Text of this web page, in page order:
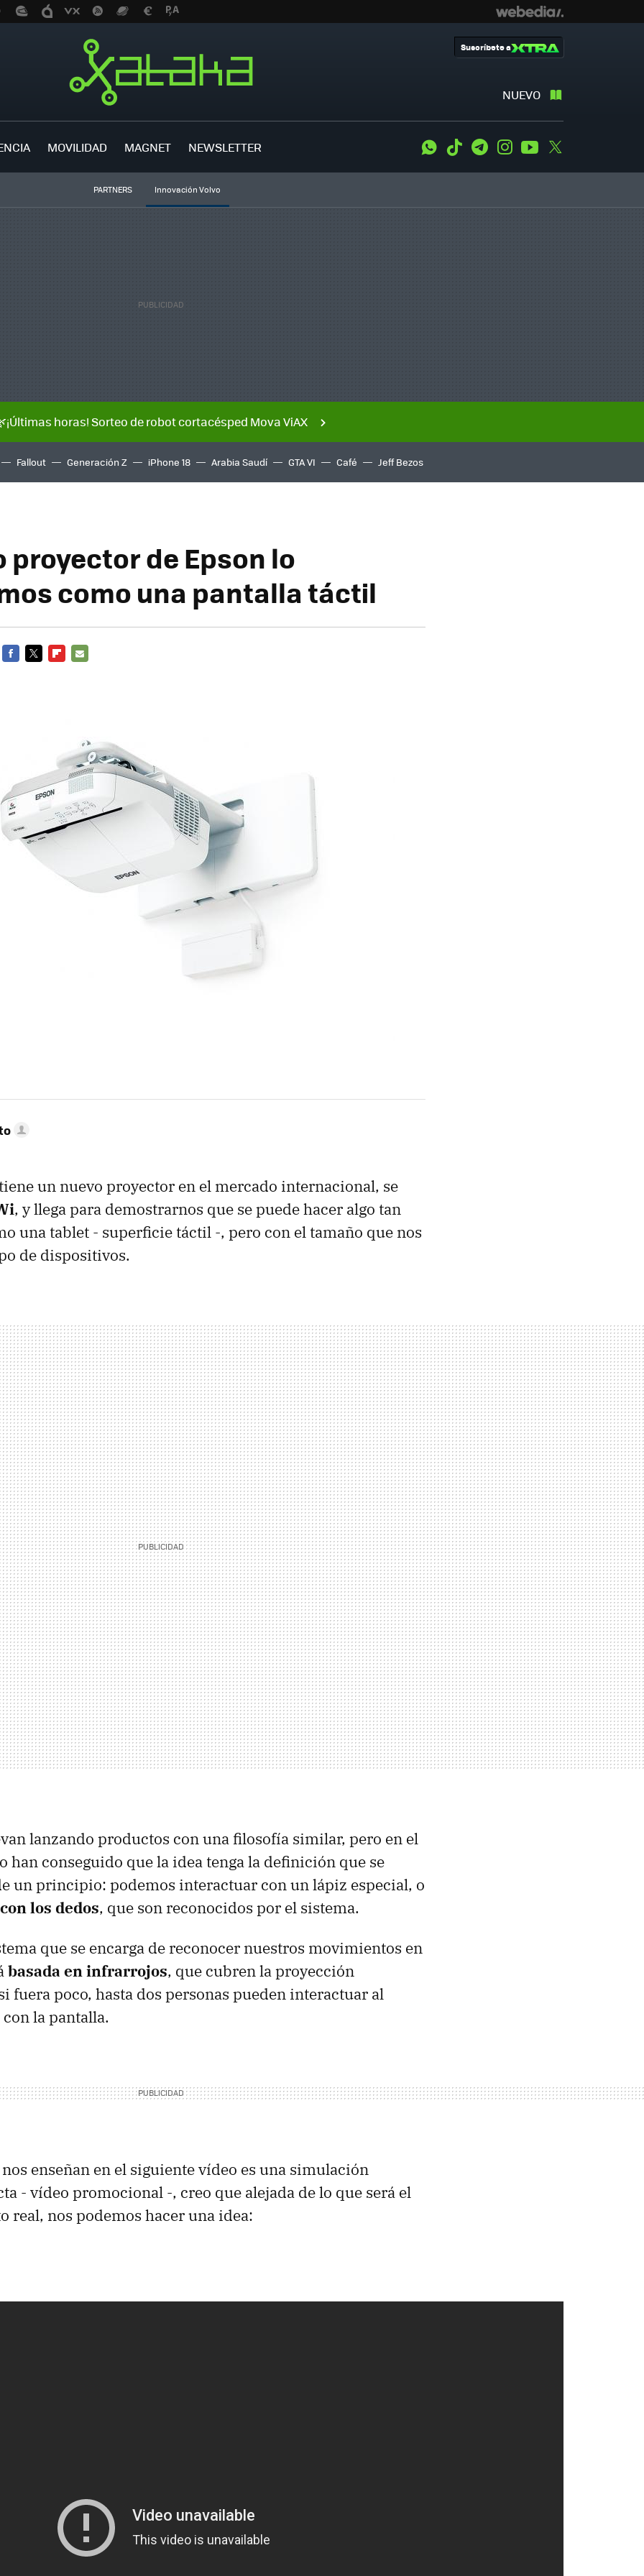
NUEVO
Suscríbete a
MOVILIDAD MAGNET NEWSLETTER WhatsApp
Tiktok TelegramInstagramYoutube
PARTNERS Innovación Volvo
horas! Sorteo de robot cortacésped Mova ViAX
Fallout Generación Z iPhone 18 Arabia Saudí GTA VI Café Jeff Bezos
proyector de Epson lo
como una pantalla táctil
un nuevo proyector en el mercado internacional, se
, y llega para demostrarnos que se puede hacer algo tan
una tablet - superficie táctil -, pero con el tamaño que nos
de dispositivos.
lanzando productos con una filosofía similar, pero en el
han conseguido que la idea tenga la definición que se
un principio: podemos interactuar con un lápiz especial, o
los dedos, que son reconocidos por el sistema.
que se encarga de reconocer nuestros movimientos en
basada en infrarrojos, que cubren la proyección
fuera poco, hasta dos personas pueden interactuar al
la pantalla.
enseñan en el siguiente vídeo es una simulación
- vídeo promocional -, creo que alejada de lo que será el
real, nos podemos hacer una idea: